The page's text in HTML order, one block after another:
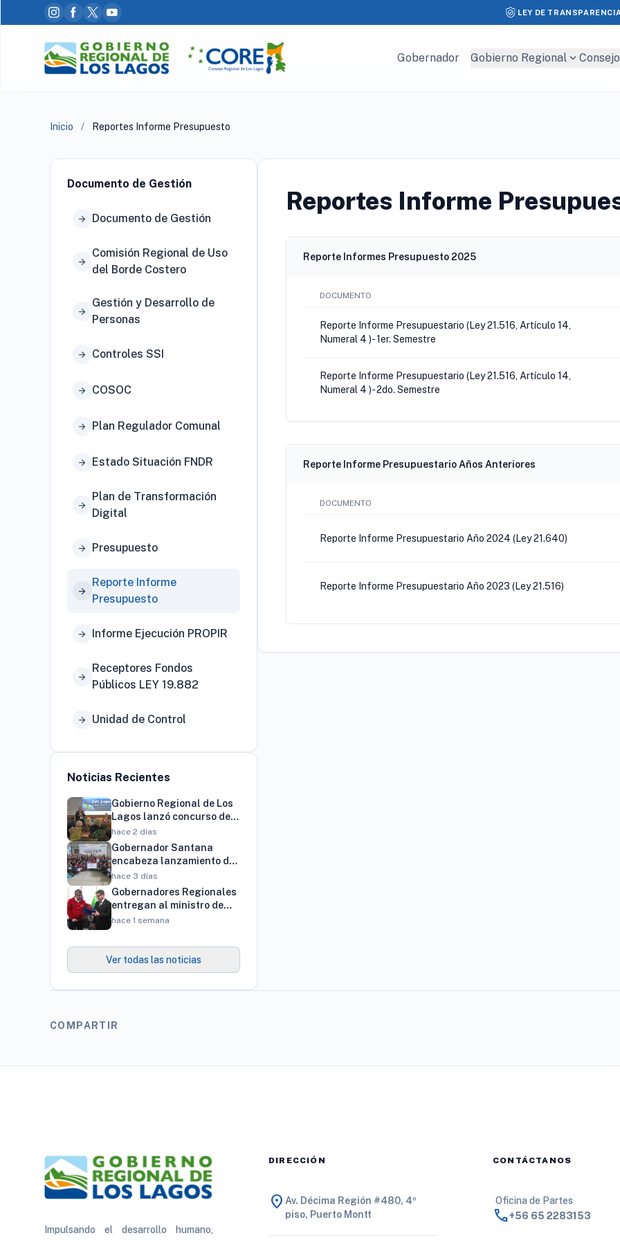
LEY DE
Gobernador Gobierno Regional expand_more
Inicio / Reportes Informe Presupuesto
Documento de Gestión
arrow_forward Documento de Gestión
arrow_forward
Comisión Regional de Uso
del Borde Costero
arrow_forward
Gestión y Desarrollo de
Personas
arrow_forward Controles SSI
arrow_forward COSOC
arrow_forward Plan Regulador Comunal
arrow_forward Estado Situación FNDR
arrow_forward
Plan de Transformación
Digital
arrow_forward Presupuesto
arrow_forward
Reporte Informe
Presupuesto
arrow_forward Informe Ejecución PROPIR
arrow_forward
Receptores Fondos
Públicos LEY 19.882
arrow_forward Unidad de Control
Noticias Recientes
Gobierno Regional de Los
Lagos lanzó concurso de
innovación por $4.000
millones para resolver
brechas productivas del
hace 2 días
Gobernador Santana
encabeza lanzamiento de
programa regional para
familias vinculadas al
autismo
hace 3 días
Gobernadores Regionales
entregan al ministro de
Economía cartera de más
proyectan generar cerca
de 27 mil empleos
hace 1 semana
Ver todas las noticias
Reportes Informe
Reporte Informes Presupuesto 2025
DOCUMENTO
Reporte Informe Presupuestario (Ley 21.516, Artículo 14,
Numeral 4 )- 1er. Semestre
Reporte Informe Presupuestario (Ley 21.516, Artículo 14,
Numeral 4 )- 2do. Semestre
Reporte Informe Presupuestario Años Anteriores
DOCUMENTO
Reporte Informe Presupuestario Año 2024 (Ley 21.640)
Reporte Informe Presupuestario Año 2023 (Ley 21.516)
COMPARTIR
Impulsando el desarrollo humano,
DIRECCIÓN
location_on Av. Décima Región #480, 4º
piso, Puerto Montt
CONTÁCTANOS
Oficina de Partes
call+56 65 2283153